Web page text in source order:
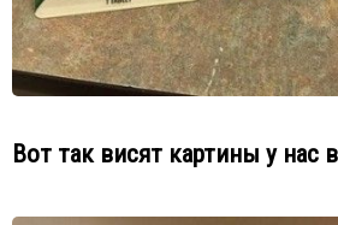
Вот так висят картины у нас